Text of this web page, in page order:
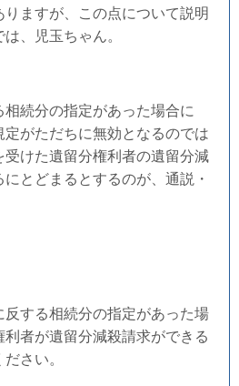
ますが、この点について説明
、児玉ちゃん。
続分の指定があった場合に
がただちに無効となるのでは
受けた遺留分権利者の遺留分減
とどまるとするのが、通説・
反する相続分の指定があった場
者が遺留分減殺請求ができる
さい。